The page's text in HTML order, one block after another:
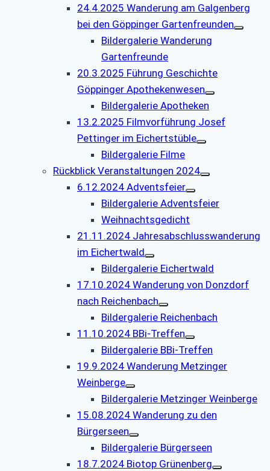
24.4.2025 Wanderung am Galgenberg
bei den Göppinger Gartenfreunden
Bildergalerie Wanderung
Gartenfreunde
20.3.2025 Führung Geschichte
Göppinger Apothekenwesen
Bildergalerie Apotheken
13.2.2025 Filmvorführung Josef
Pettinger im Eichertstüble
Bildergalerie Filme
Rückblick Veranstaltungen 2024
6.12.2024 Adventsfeier
Bildergalerie Adventsfeier
Weihnachtsgedicht
21.11.2024 Jahresabschlusswanderung
im Eichertwald
Bildergalerie Eichertwald
17.10.2024 Wanderung von Donzdorf
nach Reichenbach
Bildergalerie Reichenbach
11.10.2024 BBi-Treffen
Bildergalerie BBi-Treffen
19.9.2024 Wanderung Metzinger
Weinberge
Bildergalerie Metzinger Weinberge
15.08.2024 Wanderung zu den
Bürgerseen
Bildergalerie Bürgerseen
18.7.2024 Biotop Grünenberg